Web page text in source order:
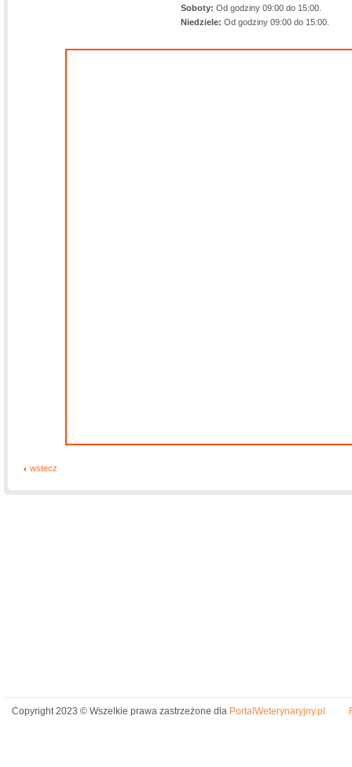
Soboty: Od godziny 09:00 do 15:00.
Niedziele: Od godziny 09:00 do 15:00.
wstecz
Copyright 2023 © Wszelkie prawa zastrzeżone dla PortalWeterynaryjny.pl